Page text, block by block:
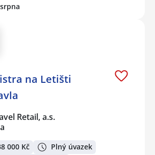
na Letišti
Retail, a.s.
000 Kč
Plný úvazek